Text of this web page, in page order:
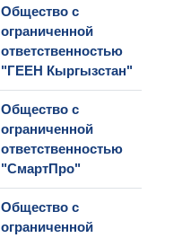
Общество с
ограниченной
ответственностью
"ГЕЕН Кыргызстан"
Общество с
ограниченной
ответственностью
"СмартПро"
Общество с
ограниченной